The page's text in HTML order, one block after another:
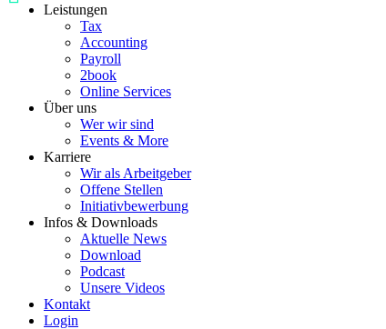
Leistungen
Tax
Accounting
Payroll
2book
Online Services
Über uns
Wer wir sind
Events & More
Karriere
Wir als Arbeitgeber
Offene Stellen
Initiativbewerbung
Infos & Downloads
Aktuelle News
Download
Podcast
Unsere Videos
Kontakt
Login